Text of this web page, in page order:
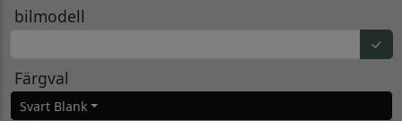
bilmodell
Färgval
Svart Blank